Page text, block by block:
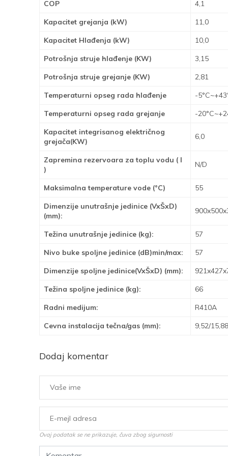
COP
4,1
Kapacitet grejanja (kW)
11,0
Kapacitet Hlađenja (kW)
10,0
Potrošnja struje hlađenje (KW)
3,15
Potrošnja struje grejanje (KW)
2,81
Temperaturni opseg rada hlađenje
-
Temperaturni opseg rada grejanje
-
Kapacitet integrisanog električnog
grejača(KW)
6,0
Zapremina rezervoara za toplu vodu ( l
)
N/D
Maksimalna temperature vode (°C)
55
Dimenzije unutrašnje jedinice (VxŠxD)
(mm):
Težina unutrašnje jedinice (kg):
57
Nivo buke spoljne jedinice (dB)min/max:
57
Dimenzije spoljne jedinice(VxŠxD) (mm):
Težina spoljne jedinice (kg):
66
Radni medijum:
R410A
Cevna instalacija tečna/gas (mm):
9,52/15,88
Dodaj komentar
Ovaj podatak se ne prikazuje, čuva zbog sigurnosti